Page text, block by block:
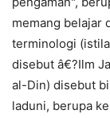
memang belajar
terminologi
disebut â€?Ilm
al-Din) disebut bi
laduni, berupa